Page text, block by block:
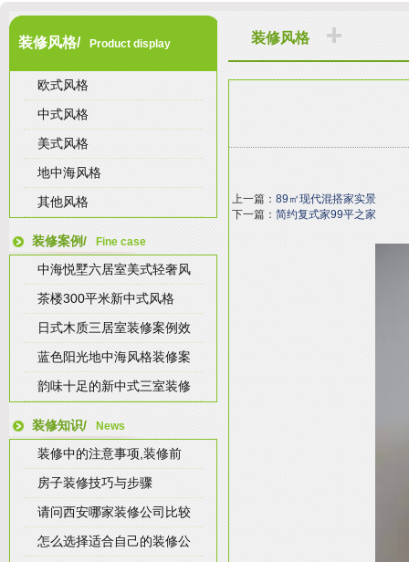
装修风格/ Product display
欧式风格
中式风格
美式风格
地中海风格
其他风格
装修案例/ Fine case
中海悦墅六居室美式轻奢风
茶楼300平米新中式风格
日式木质三居室装修案例效
蓝色阳光地中海风格装修案
韵味十足的新中式三室装修
装修知识/ News
装修中的注意事项,装修前
房子装修技巧与步骤
请问西安哪家装修公司比较
怎么选择适合自己的装修公
装修风格
上一篇： 89㎡现代混搭家实景
下一篇： 简约复式家99平之家